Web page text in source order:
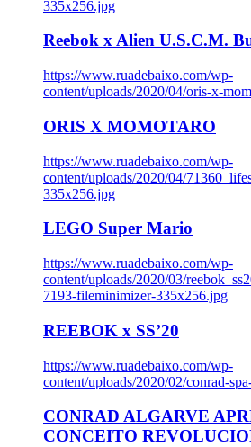
335x256.jpg
Reebok x Alien U.S.C.M.
https://www.ruadebaixo.com/wp-
content/uploads/2020/04/oris-x-
ORIS X MOMOTARO
https://www.ruadebaixo.com/wp-
content/uploads/2020/04/
335x256.jpg
LEGO Super Mario
https://www.ruadebaixo.com/wp-
content/uploads/2020/03/
7193-fileminimizer-335x256.jpg
REEBOK x SS’20
https://www.ruadebaixo.com/wp-
content/uploads/2020/02/conrad-
CONRAD ALGARVE
CONCEITO